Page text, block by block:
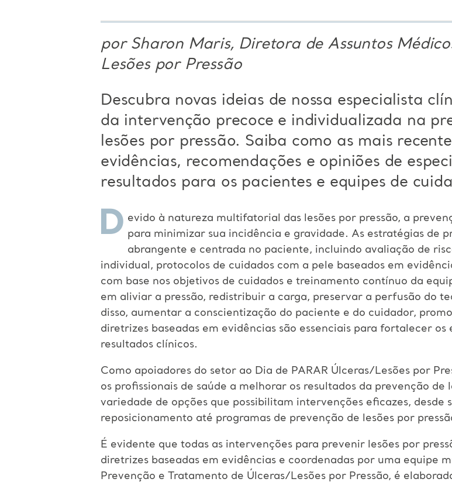
por Sharon Maris, Diretora de Assuntos
Lesões por Pressão
Descubra novas ideias de nossa especialista
da intervenção precoce e individualizada na
lesões por pressão. Saiba como as mais
evidências, recomendações e opiniões de
resultados para os pacientes e equipes de
D evido à natureza multifatorial das lesões por pressão, a
para minimizar sua incidência e gravidade. As estratégias de
abrangente e centrada no paciente, incluindo avaliação de
individual, protocolos de cuidados com a pele baseados em
com base nos objetivos de cuidados e treinamento contínuo da
em aliviar a pressão, redistribuir a carga, preservar a perfusão do
disso, aumentar a conscientização do paciente e do cuidador,
diretrizes baseadas em evidências são essenciais para fortalecer
resultados clínicos.
Como apoiadores do setor ao Dia de PARAR Úlceras/Lesões por
os profissionais de saúde a melhorar os resultados da prevenção de
variedade de opções que possibilitam intervenções eficazes, desde
reposicionamento até programas de prevenção de lesões por
É evidente que todas as intervenções para prevenir lesões por
diretrizes baseadas em evidências e coordenadas por uma equipe
Prevenção e Tratamento de Úlceras/Lesões por Pressão, é